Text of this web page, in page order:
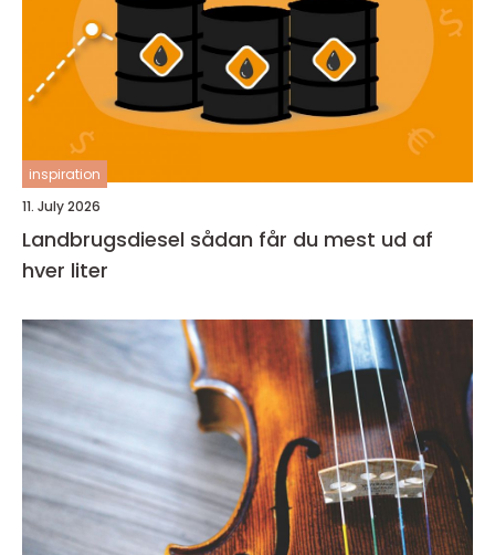
inspiration
11. July 2026
Landbrugsdiesel sådan får du mest ud af
hver liter